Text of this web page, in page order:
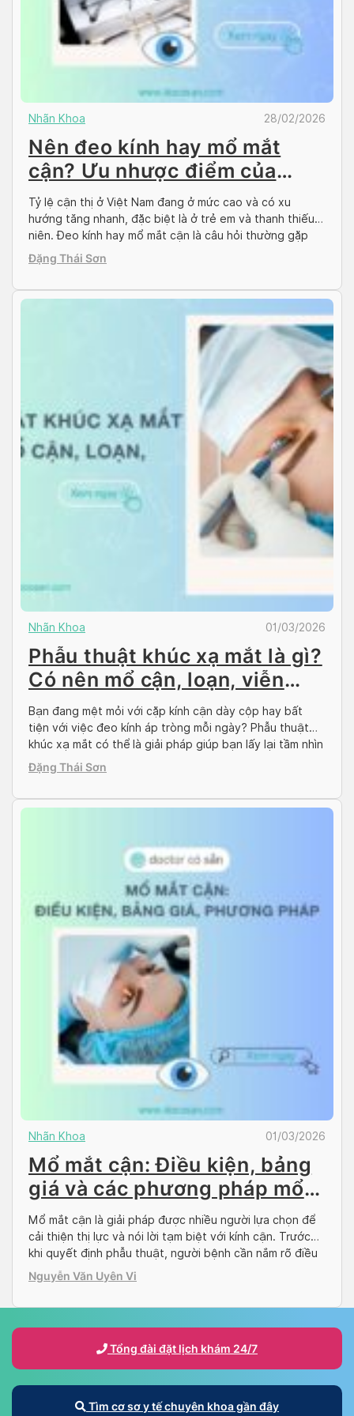
Nhãn Khoa 28/02/2026
Nên đeo kính hay mổ mắt
cận? Ưu nhược điểm của
từng phương pháp
Tỷ lệ cận thị ở Việt Nam đang ở mức cao và có xu
hướng tăng nhanh, đặc biệt là ở trẻ em và thanh thiếu
niên. Đeo kính hay mổ mắt cận là câu hỏi thường gặp
của nhiều người bệnh. Trong bài viết này, Docosan sẽ
so sánh ưu nhược điểm của hai […]
Đặng Thái Sơn
Nhãn Khoa 01/03/2026
Phẫu thuật khúc xạ mắt là gì?
Có nên mổ cận, loạn, viễn
thị?
Bạn đang mệt mỏi với cặp kính cận dày cộp hay bất
tiện với việc đeo kính áp tròng mỗi ngày? Phẫu thuật
khúc xạ mắt có thể là giải pháp giúp bạn lấy lại tầm nhìn
rõ nét và tự tin hơn. Nhưng phẫu thuật khúc xạ mắt là
gì? Có những phương pháp […]
Đặng Thái Sơn
Nhãn Khoa 01/03/2026
Mổ mắt cận: Điều kiện, bảng
giá và các phương pháp mổ
cận hiện nay
Mổ mắt cận là giải pháp được nhiều người lựa chọn để
cải thiện thị lực và nói lời tạm biệt với kính cận. Trước
khi quyết định phẫu thuật, người bệnh cần nắm rõ điều
kiện, chi phí và các phương pháp mổ mắt cận hiện nay.
Cùng Docosan tìm hiểu qua bài viết […]
Nguyễn Văn Uyên Vi
Tổng đài đặt lịch khám 24/7
Tìm cơ sơ y tế chuyên khoa gần đây